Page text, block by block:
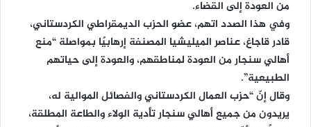
من العودة إلى القضاء.
وفي هذا الصدد اتهم، عضو الحزب الديمقراطي الكردستاني،
قادر قاجاغ، عناصر الميليشيا المصنفة إرهابيًا بمواصلة “منع
أهالي سنجار من العودة لمناطقهم، والعودة إلى حياتهم
الطبيعية”.
وقال إنّ “حزب العمال الكردستاني والفصائل الموالية له،
يريدون من جميع أهالي سنجار تأدية الولاء والطاعة المطلقة،